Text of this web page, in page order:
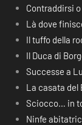
Contraddirsi
Là dove
Il tuffo della
Il Duca di
Successe a
La casata del
Sciocco… in
Ninfe